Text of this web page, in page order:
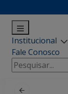
Institucional
Fale Conosco
Pesquisar
por: